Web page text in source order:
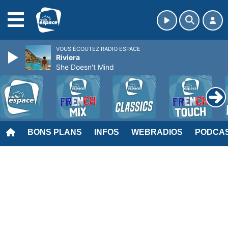
BONS PLANS INFOS WEBRADIOS
VOUS ÉCOUTEZ RADIO ESPACE
Riviera
She Doesn't Mind